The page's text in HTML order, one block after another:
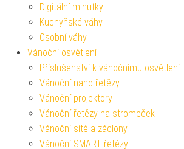
Digitální minutky
Kuchyňské váhy
Osobní váhy
Vánoční osvětlení
Příslušenství k vánočnímu osvětlení
Vánoční nano řetězy
Vánoční projektory
Vánoční řetězy na stromeček
Vánoční sítě a záclony
Vánoční SMART řetězy